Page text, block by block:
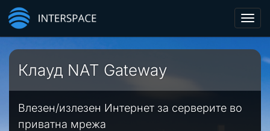
Клауд NAT Gateway
Влезен/излезен Интернет за серверите во
приватна мрежа